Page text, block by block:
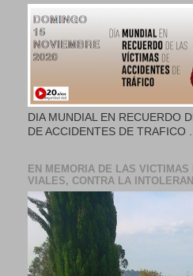
DIA MUNDIAL EN RECUERDO
DE ACCIDENTES DE TRAFICO ...
EN MEMORIA DE LAS VICTIMAS
VIALES, CONTRA LA